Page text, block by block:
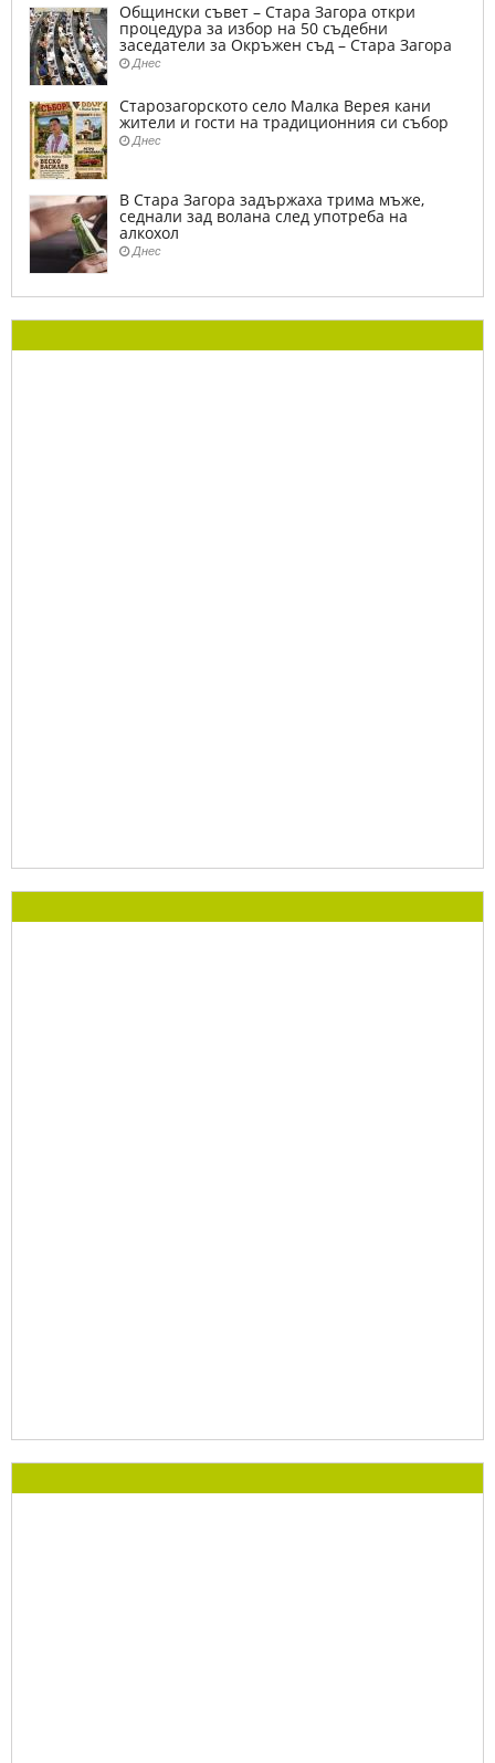
Общински съвет – Стара Загора откри
процедура за избор на 50 съдебни
заседатели за Окръжен съд – Стара Загора
Днес
Старозагорското село Малка Верея кани
жители и гости на традиционния си събор
Днес
В Стара Загора задържаха трима мъже,
седнали зад волана след употреба на
алкохол
Днес